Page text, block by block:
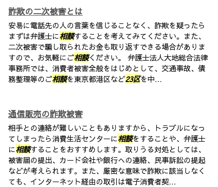
詐欺の二次被害とは
安易に電話先の人の言葉を信じることなく、詐欺を疑ったら
まずは弁護士に相談することを考えてみてください。また、
二次被害で騙し取られたお金も取り返すできる場合がありま
すので、お気軽にご相談ください。 弁護士法人大地総合法律
事務所では、消費者被害全般をはじめとして、交通事故、債
務整理等のご相談を東京都港区など23区を中...
通信販売の詐欺被害
相手との連絡が難しいこともありますから、トラブルになっ
てしまったら消費生活センターに相談をすることや、弁護士
に相談することをおすすめします。取りうる対処としては、
被害届の提出、カード会社や銀行への連絡、民事訴訟の提起
などが考えられます。また、厳密な意味で詐欺に該当しなく
ても、インターネット経由の取引は電子消費者契...